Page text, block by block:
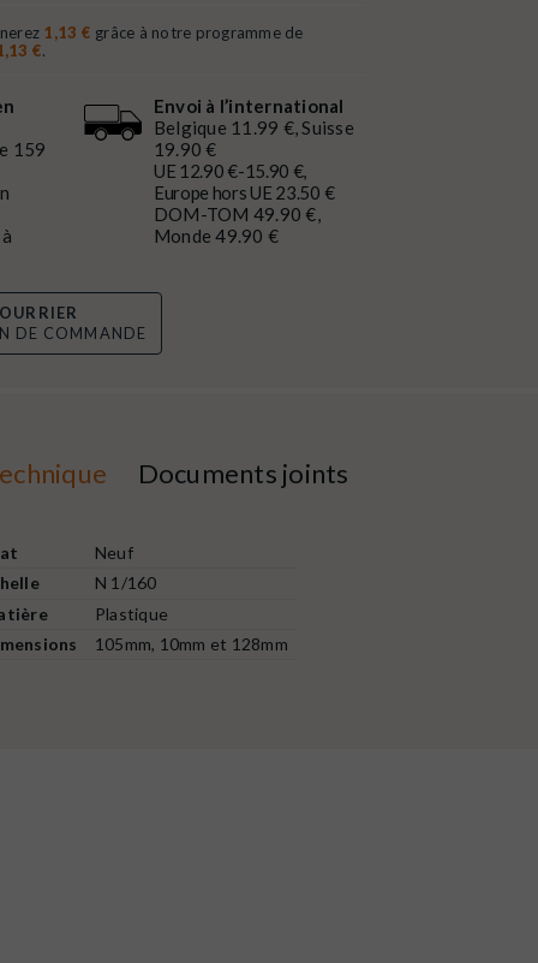
1,13 € grâce à notre programme de
€.
159
Envoi à l’international
Belgique 11.99 €, Suisse
19.90 €
UE 12.90 €-15.90 €,
Europe hors UE 23.50 €
DOM-TOM 49.90 €,
Monde 49.90 €
DE COMMANDE
Documents joints
Neuf
N 1/160
Plastique
105mm, 10mm et 128mm